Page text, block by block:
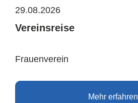
29.08.2026
Vereinsreise
Frauenverein
Mehr erfahren